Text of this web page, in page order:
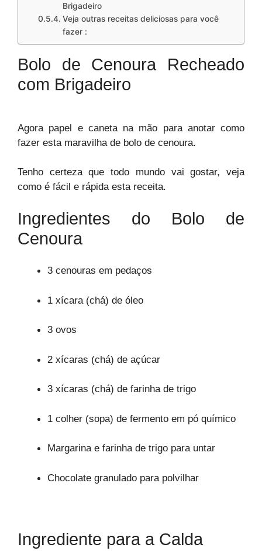
Brigadeiro
Veja outras receitas deliciosas para você
fazer :
Bolo de Cenoura Recheado
com Brigadeiro
Agora papel e caneta na mão para anotar como
fazer esta maravilha de bolo de cenoura.
Tenho certeza que todo mundo vai gostar, veja
como é fácil e rápida esta receita.
Ingredientes do Bolo de
Cenoura
3 cenouras em pedaços
1 xícara (chá) de óleo
3 ovos
2 xícaras (chá) de açúcar
3 xícaras (chá) de farinha de trigo
1 colher (sopa) de fermento em pó químico
Margarina e farinha de trigo para untar
Chocolate granulado para polvilhar
Ingrediente para a Calda